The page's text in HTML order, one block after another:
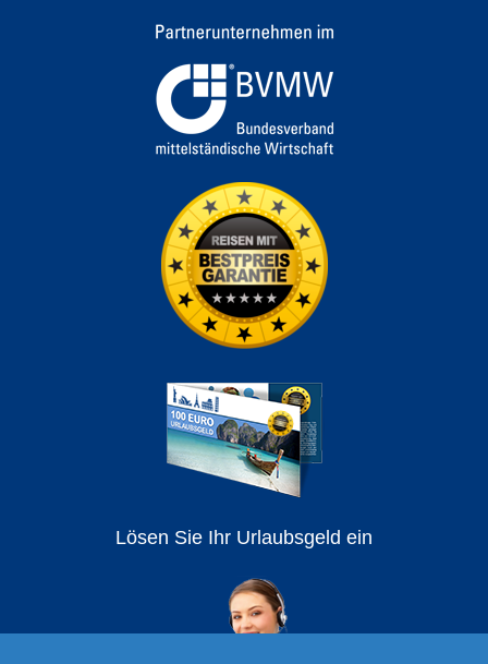
Lösen Sie Ihr Urlaubsgeld ein